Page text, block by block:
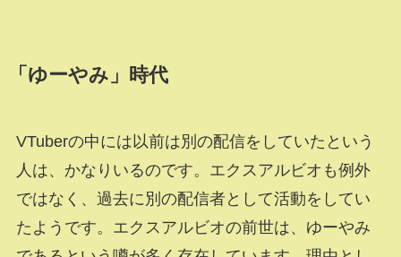
「ゆーやみ」時代
VTuberの中には以前は別の配信をしていたという
人は、かなりいるのです。エクスアルビオも例外
ではなく、過去に別の配信者として活動をしてい
たようです。エクスアルビオの前世は、ゆーやみ